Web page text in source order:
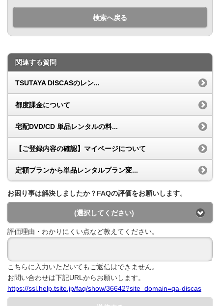
検索へ戻る
関連する質問
TSUTAYA DISCASのレン...
都度課金について
宅配DVD/CD 単品レンタルの料...
【ご登録内容の確認】マイページについて
定額プランから単品レンタルプラン変...
お困り事は解決しましたか？FAQの評価をお願いします。
(選択してください)
評価理由・わかりにくい点など教えてください。
こちらに入力いただいてもご返信はできません。
お問い合わせは下記URLからお願いします。
https://ssl.help.tsite.jp/faq/show/36642?site_domain=qa-discas